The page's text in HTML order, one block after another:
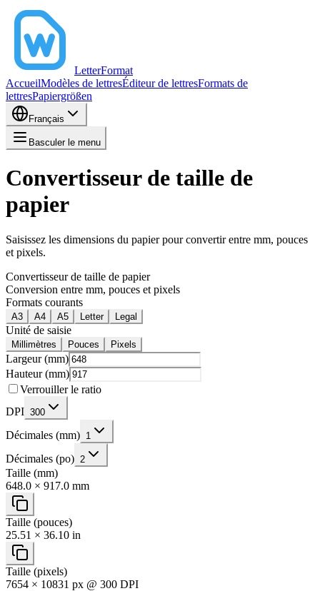
LetterFormat
AccueilModèles de lettresÉditeur de lettresFormats de
lettresPapiergrößen
Français
Basculer le menu
Convertisseur de taille de
papier
Saisissez les dimensions du papier pour convertir entre mm, pouces
et pixels.
Convertisseur de taille de papier
Conversion entre mm, pouces et pixels
Formats courants
A3 A4 A5 Letter Legal
Unité de saisie
Millimètres Pouces Pixels
Largeur (mm)
Hauteur (mm)
Verrouiller le ratio
DPI 300
Décimales (mm) 1
Décimales (po) 2
Taille (mm)
648.0 × 917.0 mm
Taille (pouces)
25.51 × 36.10 in
Taille (pixels)
7654 × 10831 px @ 300 DPI